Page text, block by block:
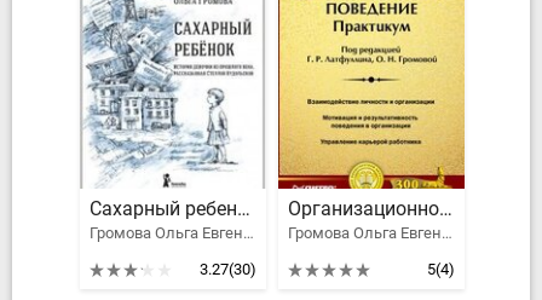
Сахарный ребенок
Громова Ольга Евгеньевна
3.27(30)
Организационное поведение: Практикум
Громова Ольга Евгеньевна, Латфуллин Геннадий
5(4)